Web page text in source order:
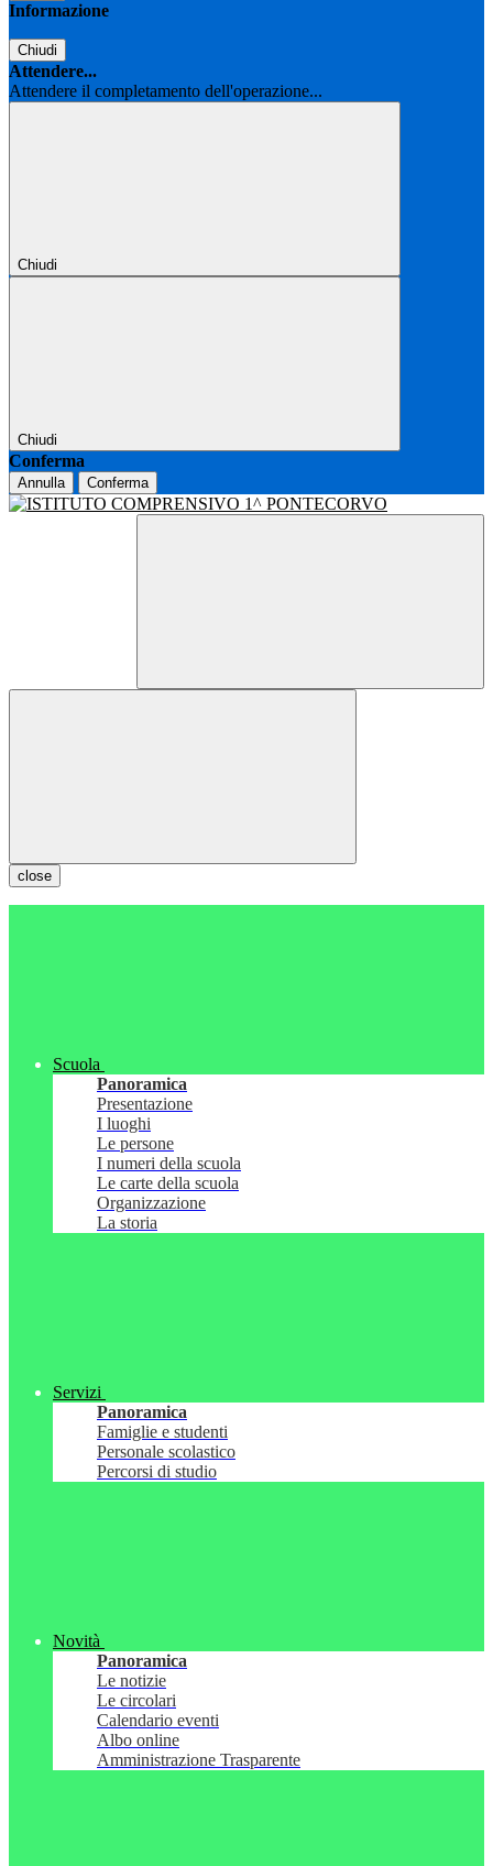
Informazione
Chiudi
Attendere...
Attendere il completamento dell'operazione...
Chiudi
Chiudi
Conferma
Annulla Conferma
close
Scuola
Panoramica
Presentazione
I luoghi
Le persone
I numeri della scuola
Le carte della scuola
Organizzazione
La storia
Servizi
Panoramica
Famiglie e studenti
Personale scolastico
Percorsi di studio
Novità
Panoramica
Le notizie
Le circolari
Calendario eventi
Albo online
Amministrazione Trasparente